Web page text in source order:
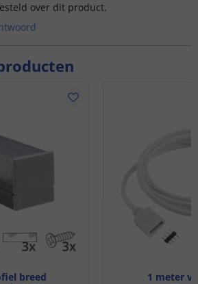
breed
1 meter
over dit product.